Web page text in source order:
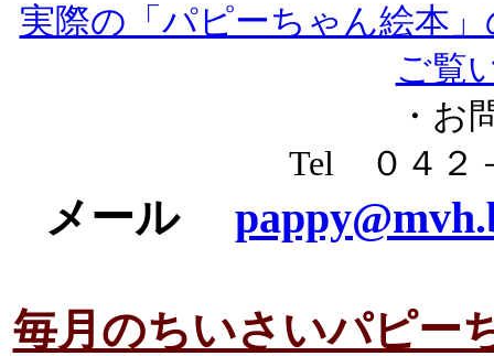
実際の「パピーちゃん絵本
ご覧
・
Tel ０４２
メール
毎月のちいさいパピー